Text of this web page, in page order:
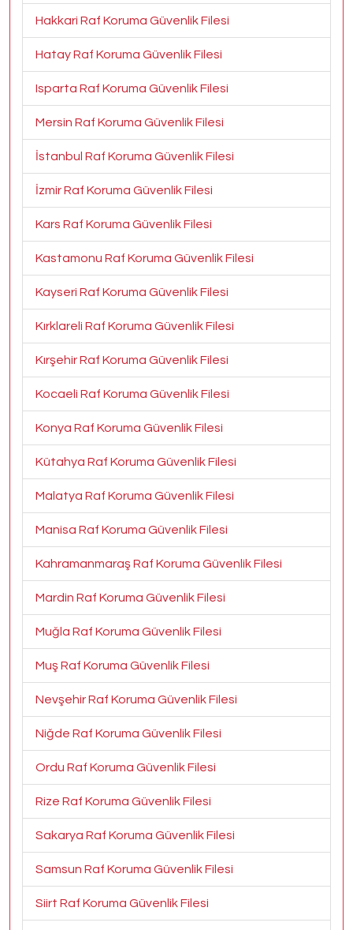
Hakkari Raf Koruma Güvenlik Filesi
Hatay Raf Koruma Güvenlik Filesi
Isparta Raf Koruma Güvenlik Filesi
Mersin Raf Koruma Güvenlik Filesi
İstanbul Raf Koruma Güvenlik Filesi
İzmir Raf Koruma Güvenlik Filesi
Kars Raf Koruma Güvenlik Filesi
Kastamonu Raf Koruma Güvenlik Filesi
Kayseri Raf Koruma Güvenlik Filesi
Kırklareli Raf Koruma Güvenlik Filesi
Kırşehir Raf Koruma Güvenlik Filesi
Kocaeli Raf Koruma Güvenlik Filesi
Konya Raf Koruma Güvenlik Filesi
Kütahya Raf Koruma Güvenlik Filesi
Malatya Raf Koruma Güvenlik Filesi
Manisa Raf Koruma Güvenlik Filesi
Kahramanmaraş Raf Koruma Güvenlik Filesi
Mardin Raf Koruma Güvenlik Filesi
Muğla Raf Koruma Güvenlik Filesi
Muş Raf Koruma Güvenlik Filesi
Nevşehir Raf Koruma Güvenlik Filesi
Niğde Raf Koruma Güvenlik Filesi
Ordu Raf Koruma Güvenlik Filesi
Rize Raf Koruma Güvenlik Filesi
Sakarya Raf Koruma Güvenlik Filesi
Samsun Raf Koruma Güvenlik Filesi
Siirt Raf Koruma Güvenlik Filesi